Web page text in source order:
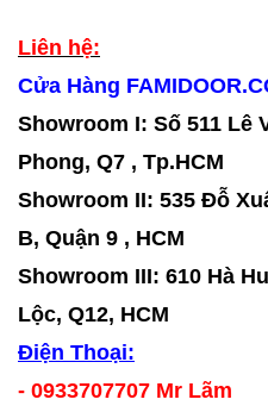
Liên hệ:
Cửa Hàng
Showroom I: Số 511 Lê
Phong, Q7 , Tp.HCM
Showroom II: 535 Đỗ
B, Quận 9 , HCM
Showroom III: 610 Hà
Lộc, Q12, HCM
Điện Thoại:
- 0933707707 Mr Lãm